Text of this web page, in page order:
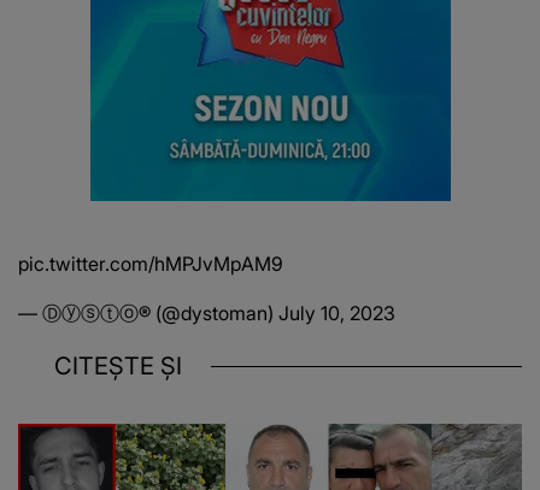
pic.twitter.com/hMPJvMpAM9
— Ⓓⓨⓢⓣⓞ®️ (@dystoman) July 10, 2023
CITEȘTE ȘI